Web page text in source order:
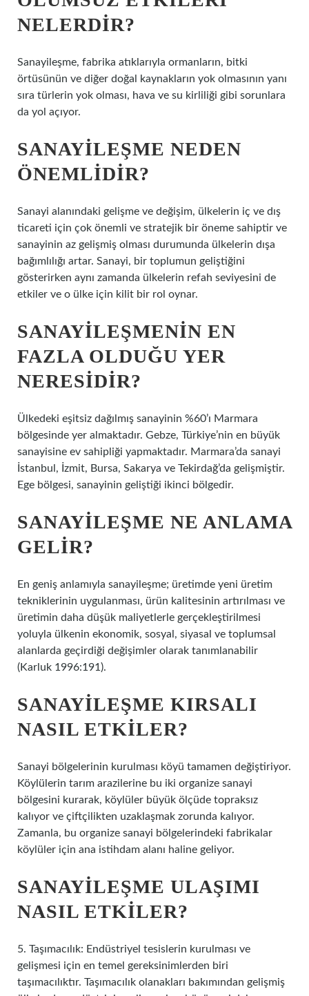
NELERDIR?
Sanayileşme, fabrika atıklarıyla ormanların, bitki
örtüsünün ve diğer doğal kaynakların yok olmasının yanı
sıra türlerin yok olması, hava ve su kirliliği gibi sorunlara
da yol açıyor.
SANAYILEŞME NEDEN
ÖNEMLIDIR?
Sanayi alanındaki gelişme ve değişim, ülkelerin iç ve dış
ticareti için çok önemli ve stratejik bir öneme sahiptir ve
sanayinin az gelişmiş olması durumunda ülkelerin dışa
bağımlılığı artar. Sanayi, bir toplumun geliştiğini
gösterirken aynı zamanda ülkelerin refah seviyesini de
etkiler ve o ülke için kilit bir rol oynar.
SANAYILEŞMENIN EN
FAZLA OLDUĞU YER
NERESIDIR?
Ülkedeki eşitsiz dağılmış sanayinin %60’ı Marmara
bölgesinde yer almaktadır. Gebze, Türkiye’nin en büyük
sanayisine ev sahipliği yapmaktadır. Marmara’da sanayi
İstanbul, İzmit, Bursa, Sakarya ve Tekirdağ’da gelişmiştir.
Ege bölgesi, sanayinin geliştiği ikinci bölgedir.
SANAYILEŞME NE ANLAMA
GELIR?
En geniş anlamıyla sanayileşme; üretimde yeni üretim
tekniklerinin uygulanması, ürün kalitesinin artırılması ve
üretimin daha düşük maliyetlerle gerçekleştirilmesi
yoluyla ülkenin ekonomik, sosyal, siyasal ve toplumsal
alanlarda geçirdiği değişimler olarak tanımlanabilir
(Karluk 1996:191).
SANAYILEŞME KIRSALI
NASIL ETKILER?
Sanayi bölgelerinin kurulması köyü tamamen değiştiriyor.
Köylülerin tarım arazilerine bu iki organize sanayi
bölgesini kurarak, köylüler büyük ölçüde topraksız
kalıyor ve çiftçilikten uzaklaşmak zorunda kalıyor.
Zamanla, bu organize sanayi bölgelerindeki fabrikalar
köylüler için ana istihdam alanı haline geliyor.
SANAYILEŞME ULAŞIMI
NASIL ETKILER?
5. Taşımacılık: Endüstriyel tesislerin kurulması ve
gelişmesi için en temel gereksinimlerden biri
taşımacılıktır. Taşımacılık olanakları bakımından gelişmiş